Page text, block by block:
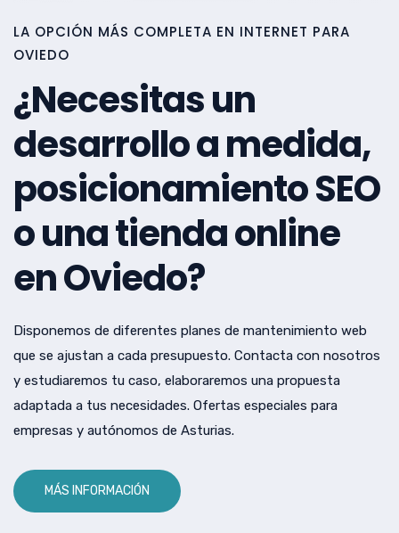
LA OPCIÓN MÁS COMPLETA EN INTERNET PARA
OVIEDO
¿Necesitas un
desarrollo a medida,
posicionamiento SEO
o una tienda online
en Oviedo?
Disponemos de diferentes planes de mantenimiento web
que se ajustan a cada presupuesto. Contacta con nosotros
y estudiaremos tu caso, elaboraremos una propuesta
adaptada a tus necesidades. Ofertas especiales para
empresas y autónomos de Asturias.
MÁS INFORMACIÓN